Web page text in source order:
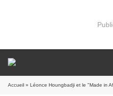
Accueil » Léonce Houngbadji et le "Made in